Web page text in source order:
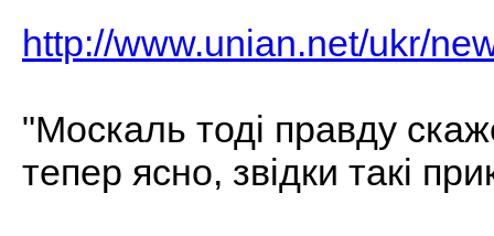
http://www.unian.net/ukr/
"Москаль тоді правду
тепер ясно, звідки такі